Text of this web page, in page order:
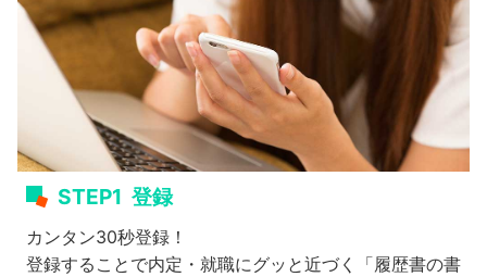
STEP1 登録
カンタン30秒登録！
登録することで内定・就職にグッと近づく「履歴書の書